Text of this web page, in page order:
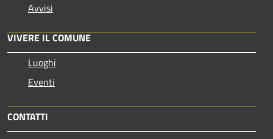
Avvisi
VIVERE IL COMUNE
Luoghi
Eventi
CONTATTI